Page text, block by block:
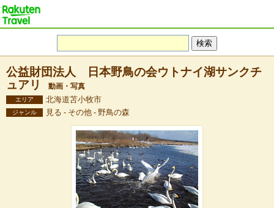
公益財団法人 日本野鳥の会ウトナイ湖サンクチ
ュアリ
動画・写真
エリア 北海道苫小牧市
ジャンル 見る - その他 - 野鳥の森